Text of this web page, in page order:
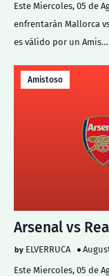
Este Miercoles, 05 de
enfrentarán Mallorca
es válido por un Amis…
Amistoso
Arsenal vs
ELVERRUCA
Este Miercoles, 05 de